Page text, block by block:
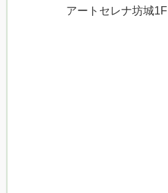
アートセレナ坊城1F